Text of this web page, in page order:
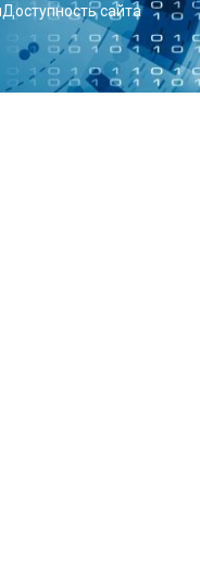
Доступность сайта